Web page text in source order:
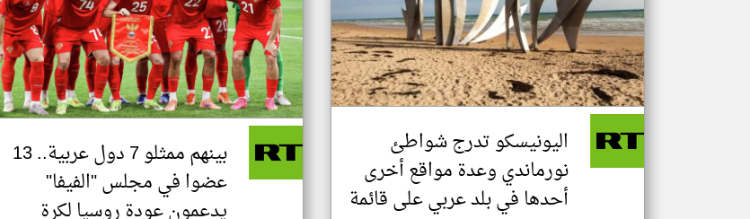
اليونيسكو تدرج شواطئ
نورماندي وعدة مواقع أخرى
أحدها في بلد عربي على قائمة
بينهم ممثلو 7 دول عربية.. 13
عضوا في مجلس "الفيفا"
يدعمون عودة روسيا لكرة